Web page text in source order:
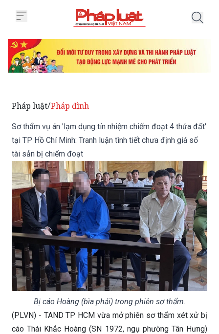
Pháp luật/Pháp đình
Sơ thẩm vụ án 'lạm dụng tín nhiệm chiếm đoạt 4 thửa đất'
tại TP Hồ Chí Minh: Tranh luận tình tiết chưa định giá số
tài sản bị chiếm đoạt
Bị cáo Hoàng (bìa phải) trong phiên sơ thẩm.
(PLVN) - TAND TP HCM vừa mở phiên sơ thẩm xét xử bị
cáo Thái Khắc Hoàng (SN 1972, ngụ phường Tân Hưng)